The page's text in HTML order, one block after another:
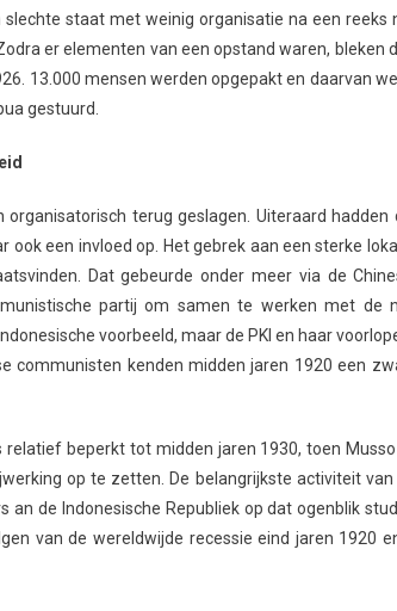
staat met weinig organisatie na een reeks
er elementen van een opstand waren, bleken
13.000 mensen werden opgepakt en daarvan
gestuurd.
organisatorisch terug geslagen. Uiteraard
een invloed op. Het gebrek aan een sterke
Dat gebeurde onder meer via de
partij om samen te werken met de
voorbeeld, maar de PKI en haar
communisten kenden midden jaren 1920 een
beperkt tot midden jaren 1930, toen
op te zetten. De belangrijkste activiteit
an de Indonesische Republiek op dat ogenblik
van de wereldwijde recessie eind jaren 1920